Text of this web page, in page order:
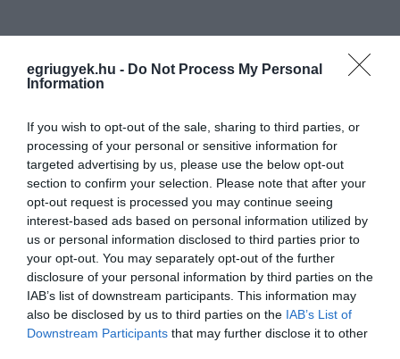
egriugyek.hu - Do Not Process My Personal
Information
If you wish to opt-out of the sale, sharing to third parties, or
processing of your personal or sensitive information for
targeted advertising by us, please use the below opt-out
section to confirm your selection. Please note that after your
opt-out request is processed you may continue seeing
interest-based ads based on personal information utilized by
us or personal information disclosed to third parties prior to
your opt-out. You may separately opt-out of the further
disclosure of your personal information by third parties on the
IAB’s list of downstream participants. This information may
also be disclosed by us to third parties on the IAB’s List of
Downstream Participants that may further disclose it to other
Ne maradjon le a legfrissebb hírekről, kövessen
bennünket az EGRI ÜGYEK Google Hírek oldalán!
VISSZA A FŐOLDALRA
Legfrissebb híreink